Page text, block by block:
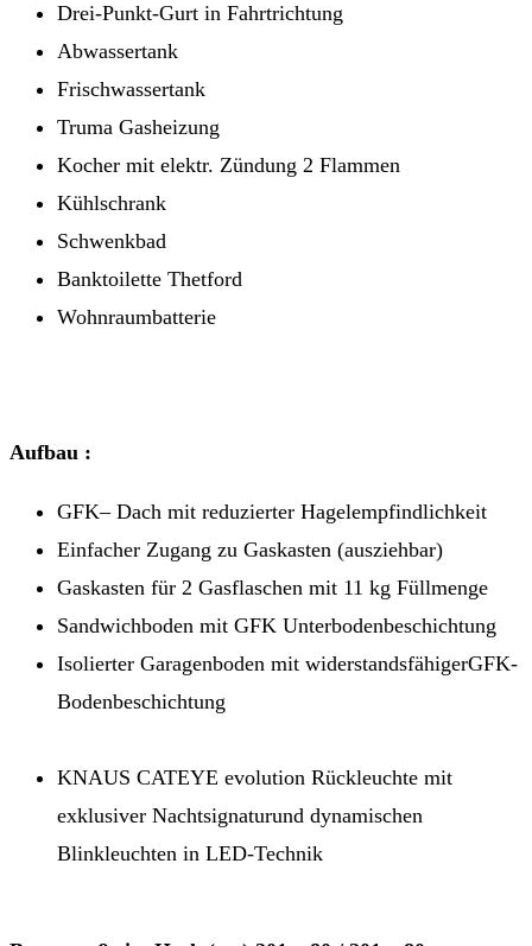
Drei-Punkt-Gurt in Fahrtrichtung
Abwassertank
Frischwassertank
Truma Gasheizung
Kocher mit elektr. Zündung 2 Flammen
Kühlschrank
Schwenkbad
Banktoilette Thetford
Wohnraumbatterie
Aufbau :
GFK– Dach mit reduzierter Hagelempfindlichkeit
Einfacher Zugang zu Gaskasten (ausziehbar)
Gaskasten für 2 Gasflaschen mit 11 kg Füllmenge
Sandwichboden mit GFK Unterbodenbeschichtung
Isolierter Garagenboden mit widerstandsfähigerGFK-
Bodenbeschichtung
KNAUS CATEYE evolution Rückleuchte mit
exklusiver Nachtsignaturund dynamischen
Blinkleuchten in LED-Technik